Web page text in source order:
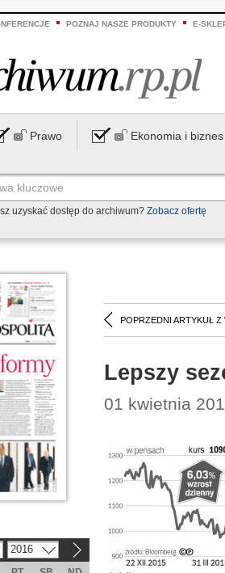
POZNAJ NASZE PRODUKTY E-
Prawo Ekonomia i biznes
uzyskać dostęp do archiwum? Zobacz ofertę
POPRZEDNI ARTYKUŁ Z
Lepszy
01 kwietnia
2016